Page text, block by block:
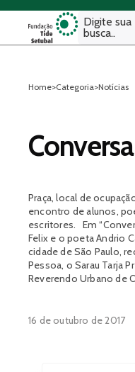
Digite sua
busca..
Home>Categoria>Notícias
Praça, local de
encontro de alunos,
escritores. Em
Felix e o poeta Andrio
cidade de São Paulo,
Pessoa, o Sarau Tarja
Reverendo Urbano de
16 de outubro de 2017